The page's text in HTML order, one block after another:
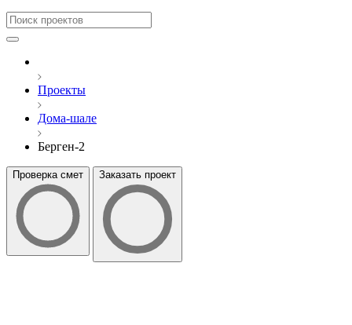
Проекты
Дома-шале
Берген-2
Проверка смет Заказать проект